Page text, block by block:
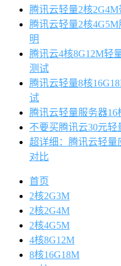
腾讯云轻量2核
腾讯云轻量2核
明
腾讯云4核8G12M轻
测试
腾讯云轻量8核
试
腾讯云轻量服务器
不要买腾讯云30元轻
超详细：腾讯云轻量
对比
首页
2核2G3M
2核2G4M
2核4G5M
4核8G12M
8核16G18M